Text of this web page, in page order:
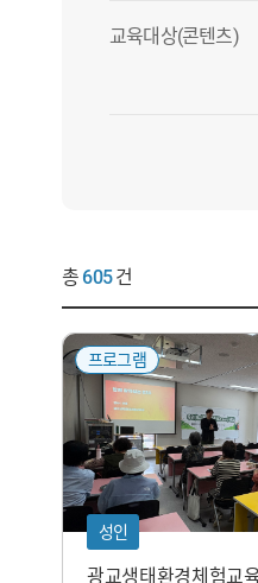
교육대상(콘텐츠)
총 605건
프로그램
성인
광교생태환경체험교